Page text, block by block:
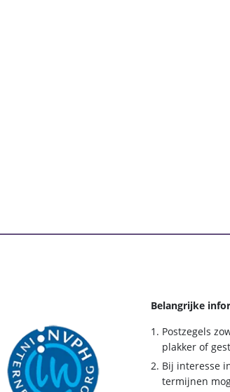
Belangrijke
Postzegels
plakker of
Bij interesse
termijnen